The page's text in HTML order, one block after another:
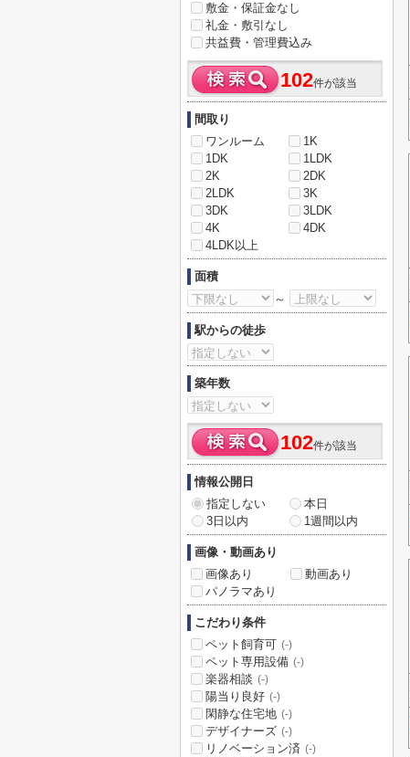
敷金・保証金なし
礼金・敷引なし
共益費・管理費込み
102件が該当
間取り
ワンルーム
1K
1DK
1LDK
2K
2DK
2LDK
3K
3DK
3LDK
4K
4DK
4LDK以上
面積
～
駅からの徒歩
築年数
102件が該当
情報公開日
指定しない
本日
3日以内
1週間以内
画像・動画あり
画像あり
動画あり
パノラマあり
こだわり条件
ペット飼育可 (-)
ペット専用設備 (-)
楽器相談 (-)
陽当り良好 (-)
閑静な住宅地 (-)
デザイナーズ (-)
リノベーション済 (-)